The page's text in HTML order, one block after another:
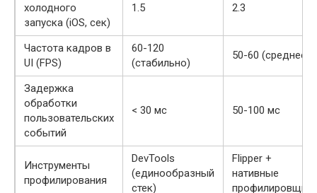
холодного
запуска (iOS, сек)
1.5 2.3
Частота кадров в
UI (FPS)
60-120
(стабильно)
50-60 (среднее)
Задержка
обработки
пользовательских
событий
< 30 мс 50-100 мс
Инструменты
профилирования
DevTools
(единообразный
стек)
Flipper +
нативные